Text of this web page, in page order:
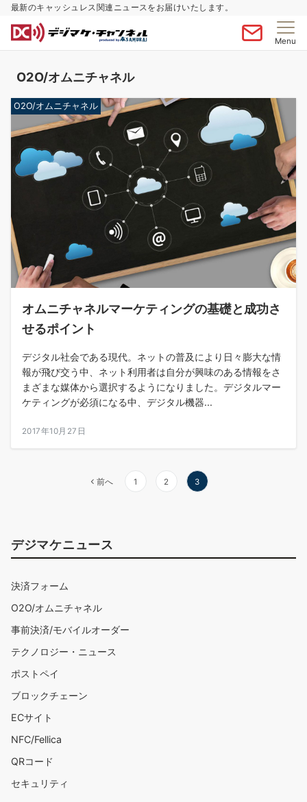
最新のキャッシュレス関連ニュースをお届けいたします。
Menu
O2O/オムニチャネル
O2O/オムニチャネル
オムニチャネルマーケティングの基礎と成功さ
せるポイント
デジタル社会である現代。ネットの普及により日々膨大な情
報が飛び交う中、ネット利用者は自分が興味のある情報をさ
まざまな媒体から選択するようになりました。デジタルマー
ケティングが必須になる中、デジタル機器...
2017年10月27日
ビ
シ
ョ
ン
前へ 1 2 3
デジマケニュース
決済フォーム
O2O/オムニチャネル
事前決済/モバイルオーダー
テクノロジー・ニュース
ポストペイ
ブロックチェーン
ECサイト
NFC/Fellica
QRコード
セキュリティ